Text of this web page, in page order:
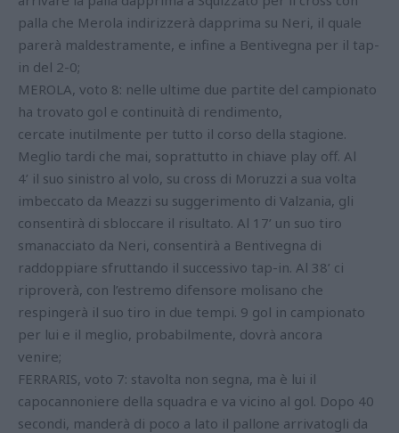
palla che Merola indirizzerà dapprima su Neri, il quale
parerà maldestramente, e infine a Bentivegna per il tap-
in del 2-0;
MEROLA, voto 8: nelle ultime due partite del campionato
ha trovato gol e continuità di rendimento,
cercate inutilmente per tutto il corso della stagione.
Meglio tardi che mai, soprattutto in chiave play off. Al
4’ il suo sinistro al volo, su cross di Moruzzi a sua volta
imbeccato da Meazzi su suggerimento di Valzania, gli
consentirà di sbloccare il risultato. Al 17’ un suo tiro
smanacciato da Neri, consentirà a Bentivegna di
raddoppiare sfruttando il successivo tap-in. Al 38’ ci
riproverà, con l’estremo difensore molisano che
respingerà il suo tiro in due tempi. 9 gol in campionato
per lui e il meglio, probabilmente, dovrà ancora
venire;
FERRARIS, voto 7: stavolta non segna, ma è lui il
capocannoniere della squadra e va vicino al gol. Dopo 40
secondi, manderà di poco a lato il pallone arrivatogli da